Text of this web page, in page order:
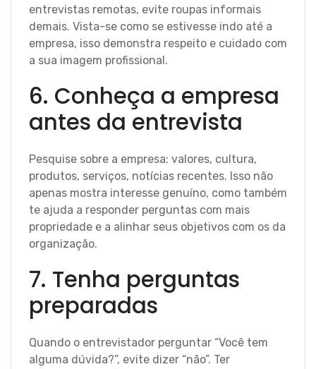
entrevistas remotas, evite roupas informais
demais. Vista-se como se estivesse indo até a
empresa, isso demonstra respeito e cuidado com
a sua imagem profissional.
6. Conheça a empresa
antes da entrevista
Pesquise sobre a empresa: valores, cultura,
produtos, serviços, notícias recentes. Isso não
apenas mostra interesse genuíno, como também
te ajuda a responder perguntas com mais
propriedade e a alinhar seus objetivos com os da
organização.
7. Tenha perguntas
preparadas
Quando o entrevistador perguntar “Você tem
alguma dúvida?”, evite dizer “não”. Ter